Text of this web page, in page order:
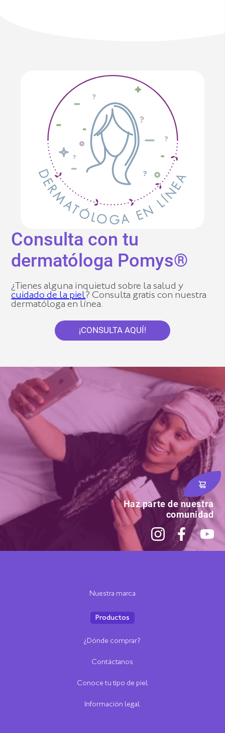
Consulta con tu
dermatóloga Pomys®
¿Tienes alguna inquietud sobre la salud y
cuidado de la piel? Consulta gratis con nuestra
dermatóloga en línea.
¡CONSULTA AQUÍ!
Nuestra marca
Productos
¿Dónde comprar?
Contáctanos
Conoce tu tipo de piel
Información legal
Haz parte de nuestra
comunidad